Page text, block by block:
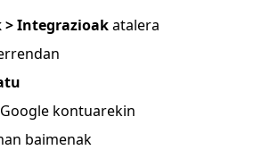
> Integrazioakatalera
kontuarekin
baimenak